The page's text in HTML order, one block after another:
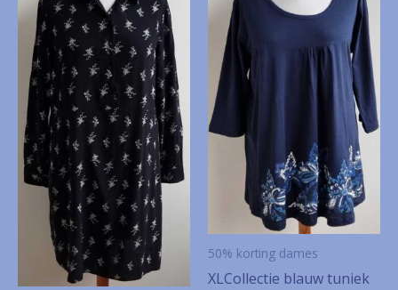
50% korting dames
XLCollectie blauw tuniek